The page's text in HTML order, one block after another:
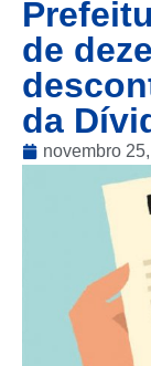
de
da
novembro